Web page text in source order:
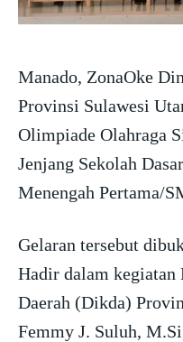
Manado, ZonaOke
Provinsi Sulawesi
Olimpiade Olahraga
Jenjang Sekolah
Menengah Pertama/
Gelaran tersebut
Hadir dalam kegiatan
Daerah (Dikda)
Femmy J. Suluh,